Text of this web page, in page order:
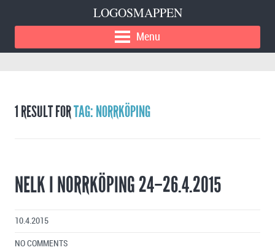
LOGOSMAPPEN
Menu
1 RESULT FORTAG: NORRKÖPING
NELK I NORRKÖPING 24–26.4.2015
10.4.2015
NO COMMENTS